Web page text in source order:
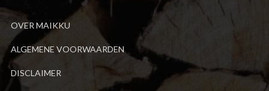
OVER MAIKKU
ALGEMENE VOORWAARDEN
DISCLAIMER